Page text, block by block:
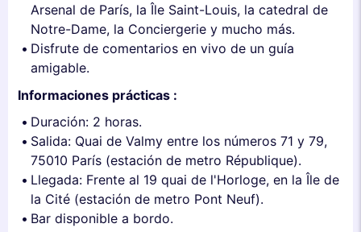
Arsenal de París, la Île Saint-Louis, la catedral de
Notre-Dame, la Conciergerie y mucho más.
Disfrute de comentarios en vivo de un guía
amigable.
Informaciones prácticas :
Duración: 2 horas.
Salida: Quai de Valmy entre los números 71 y 79,
75010 París (estación de metro République).
Llegada: Frente al 19 quai de l'Horloge, en la Île de
la Cité (estación de metro Pont Neuf).
Bar disponible a bordo.